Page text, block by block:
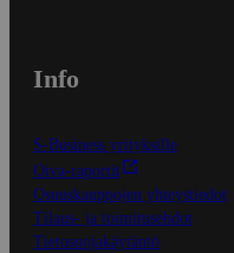
Info
S-Business yrityksille
Oiva-raportit
Osuuskauppojen yhteystiedot
Tilaus- ja toimitusehdot
Tietosuojakäytäntö